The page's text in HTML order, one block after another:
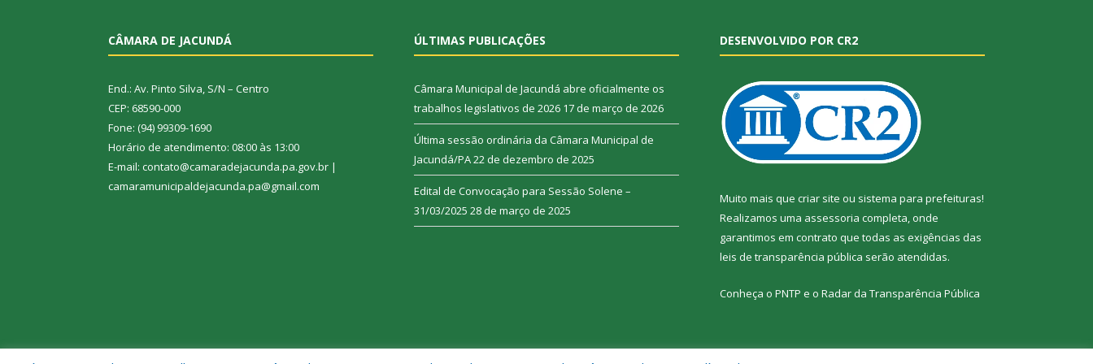
CÂMARA DE JACUNDÁ
End.: Av. Pinto Silva, S/N – Centro
CEP: 68590-000
Fone: (94) 99309-1690
Horário de atendimento: 08:00 às 13:00
E-mail: contato@camaradejacunda.pa.gov.br |
camaramunicipaldejacunda.pa@gmail.com
ÚLTIMAS PUBLICAÇÕES
Câmara Municipal de Jacundá abre oficialmente os
trabalhos legislativos de 2026 17 de março de 2026
Última sessão ordinária da Câmara Municipal de
Jacundá/PA22 de dezembro de 2025
Edital de Convocação para Sessão Solene –
31/03/2025 28 de março de 2025
DESENVOLVIDO POR CR2
Muito mais que criar site ou sistema para prefeituras!
Realizamos uma assessoria completa, onde
garantimos em contrato que todas as exigências das
leis de transparência pública serão atendidas.
Conheça o PNTP e o Radar da Transparência Pública